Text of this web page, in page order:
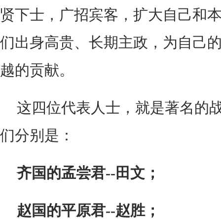
贤下士，广招宾客，扩大自己和
们出身高贵、长期主政，为自己
越的贡献。
这四位代表人士，就是著名的
们分别是：
齐国的孟尝君--田文；
赵国的平原君--赵胜；